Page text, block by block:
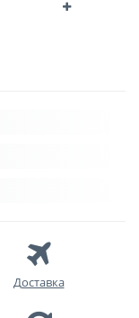
Доставка